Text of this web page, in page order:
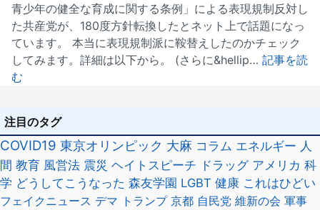
青少年の健全な育成に関する条例」による表現規制反対し
た共産党が、180度方針転換したとネット上で話題になっ
ています。 本当に表現規制派に鞍替えしたのかチェック
してみます。詳細は以下から。 (さらに&hellip… 記事を読
む
注目のタグ
COVID19 東京オリンピック 大麻 コラム エネルギー 人
間 教育 風営法 震災 ヘイトスピーチ ドラッグ アメリカ 科
学 どうしてこうなった 森友学園 LGBT 健康 これはひどい
フェイクニュース デマ トランプ 京都 自民党 維新の会 軍事